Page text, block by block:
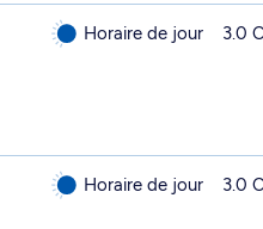
Horaire de jour 3.0
Horaire de jour 3.0